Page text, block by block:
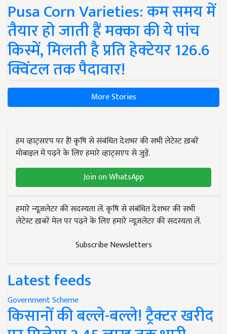
Pusa Corn Varieties: कम समय में
तैयार हो जाती हैं मक्का की ये पांच
किस्में, मिलती है प्रति हेक्टेयर 126.6
क्विंटल तक पैदावार!
More Stories
हम व्हाट्सएप पर हैं! कृषि से संबंधित देशभर की सभी लेटेस्ट ख़बरें
मोबाइल में पढ़ने के लिए हमारे व्हाट्सएप से जुड़ें.
Join on WhatsApp
हमारे न्यूज़लेटर की सदस्यता लें. कृषि से संबंधित देशभर की सभी
लेटेस्ट ख़बरें मेल पर पढ़ने के लिए हमारे न्यूज़लेटर की सदस्यता लें.
Subscribe Newsletters
Latest feeds
Government Scheme
किसानों की बल्ले-बल्ले! ट्रैक्टर खरीद